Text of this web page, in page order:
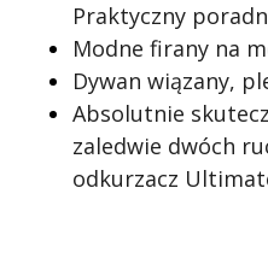
Praktyczny
Modne firany na
Dywan wiązany,
Absolutnie
zaledwie dwóch
odkurzacz